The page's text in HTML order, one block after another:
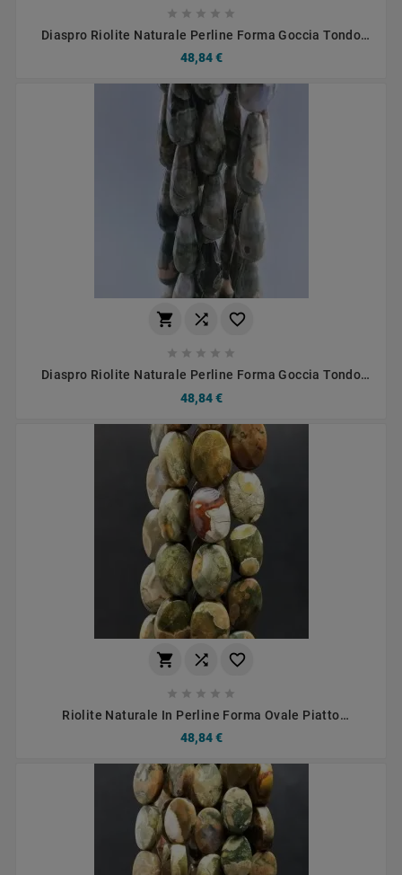
    
Diaspro Riolite Naturale Perline Forma Goccia Tondo
48,84 €
  
    
Diaspro Riolite Naturale Perline Forma Goccia Tondo
48,84 €
  
    
Riolite Naturale In Perline Forma Ovale Piatto
48,84 €